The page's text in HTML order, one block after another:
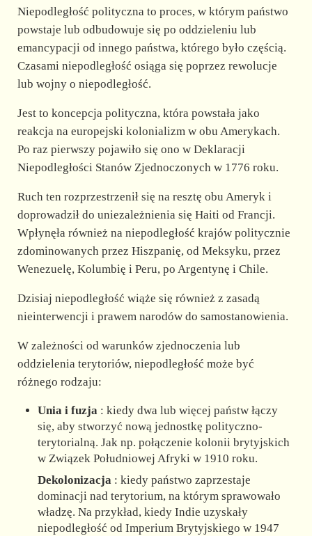
Niepodległość polityczna to proces, w którym państwo
powstaje lub odbudowuje się po oddzieleniu lub
emancypacji od innego państwa, którego było częścią.
Czasami niepodległość osiąga się poprzez rewolucje
lub wojny o niepodległość.
Jest to koncepcja polityczna, która powstała jako
reakcja na europejski kolonializm w obu Amerykach.
Po raz pierwszy pojawiło się ono w Deklaracji
Niepodległości Stanów Zjednoczonych w 1776 roku.
Ruch ten rozprzestrzenił się na resztę obu Ameryk i
doprowadził do uniezależnienia się Haiti od Francji.
Wpłynęła również na niepodległość krajów politycznie
zdominowanych przez Hiszpanię, od Meksyku, przez
Wenezuelę, Kolumbię i Peru, po Argentynę i Chile.
Dzisiaj niepodległość wiąże się również z zasadą
nieinterwencji i prawem narodów do samostanowienia.
W zależności od warunków zjednoczenia lub
oddzielenia terytoriów, niepodległość może być
różnego rodzaju:
Unia i fuzja : kiedy dwa lub więcej państw łączy
się, aby stworzyć nową jednostkę polityczno-
terytorialną. Jak np. połączenie kolonii brytyjskich
w Związek Południowej Afryki w 1910 roku.
Dekolonizacja : kiedy państwo zaprzestaje
dominacji nad terytorium, na którym sprawowało
władzę. Na przykład, kiedy Indie uzyskały
niepodległość od Imperium Brytyjskiego w 1947